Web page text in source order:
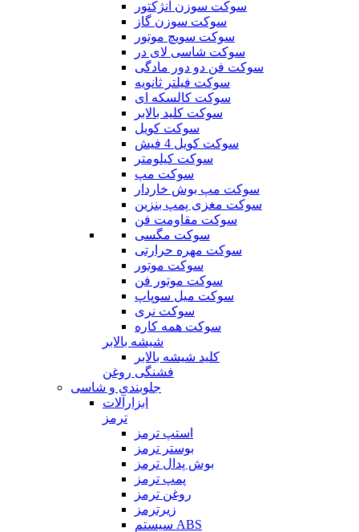
سوکت سوزن انژکتور
سوکت سوزن گاز
سوکت سویچ موتور
سوکت شاسی لای در
سوکت فن دو دور مادگی
سوکت فیلتر ثانویه
سوکت کالسکه ای
سوکت کلید بالابر
سوکت کویل
سوکت کویل 4 فیش
سوکت کیلومتر
سوکت مپ
سوکت مپ بوش خاردار
سوکت مغزی پمپ بنزین
سوکت مقاومت فن
سوکت مگسی
سوکت مهره حرارتی
سوکت موتور
سوکت موتور فن
سوکت میل سوپاپ
سوکت نری
سوکت همه کاره
شیشه بالابر
کلید شیشه بالابر
فشنگی روغن
جلوبندی و شاسی
ابزارآلات
ترمز
استپ ترمز
بوستر ترمز
بوش پدال ترمز
پمپ ترمز
روغن ترمز
زیرترمز
سیستم ABS